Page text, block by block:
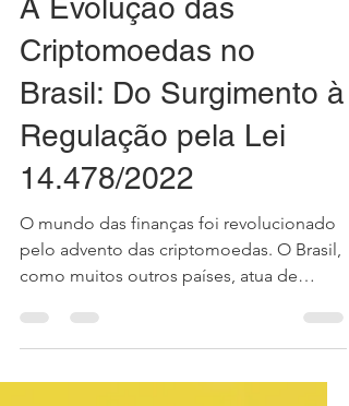
9 de out. de 2023
3 min de leitura
A Evolução das
Criptomoedas no
Brasil: Do Surgimento à
Regulação pela Lei
14.478/2022